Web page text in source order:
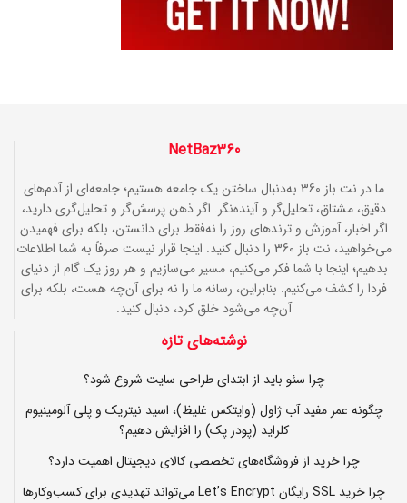
NetBaz360
ما در نت باز 360 به‌دنبال ساختن یک جامعه هستیم؛ جامعه‌ای از آدم‌های
دقیق، مشتاق، تحلیل‌گر و آینده‌نگر. اگر ذهن پرسش‌گر و تحلیل‌گری دارید،
اگر اخبار، آموزش و ترندهای روز را نه‌فقط برای دانستن، بلکه برای فهمیدن
می‌خواهید، نت باز 360 را دنبال کنید. اینجا قرار نیست صرفاً به شما اطلاعات
بدهیم؛ اینجا با شما فکر می‌کنیم، مسیر می‌سازیم و هر روز یک گام از دنیای
فردا را کشف می‌کنیم. بنابراین، رسانه ما را نه برای آن‌چه هست، بلکه برای
آن‌چه می‌شود خلق کرد، دنبال کنید.
نوشته‌های تازه
چرا سئو باید از ابتدای طراحی سایت شروع شود؟
چگونه عمر مفید آب ژاول (وایتکس غلیظ)، اسید نیتریک و پلی آلومینیوم
کلراید (پودر پک) را افزایش دهیم؟
چرا خرید از فروشگاه‌های تخصصی کالای دیجیتال اهمیت دارد؟
چرا خرید SSL رایگان Let’s Encrypt می‌تواند تهدیدی برای کسب‌وکارها